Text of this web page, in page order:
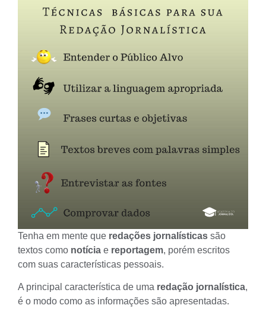
Tenha em mente que redações jornalísticas são
textos como notícia e reportagem, porém escritos
com suas características pessoais.
A principal característica de uma redação jornalística,
é o modo como as informações são apresentadas.